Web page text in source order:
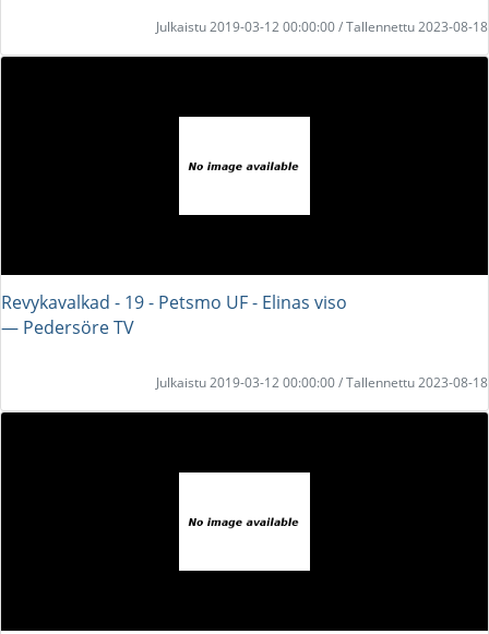
Julkaistu 2019-03-12 00:00:00 / Tallennettu 2023-08-18
Revykavalkad - 19 - Petsmo UF - Elinas viso
― Pedersöre TV
Julkaistu 2019-03-12 00:00:00 / Tallennettu 2023-08-18